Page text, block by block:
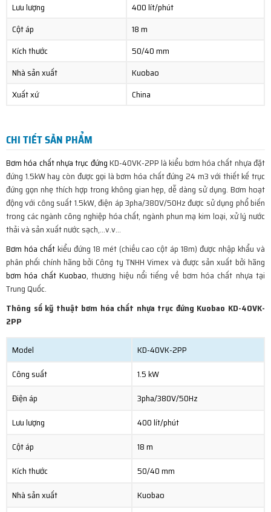
Lưu lượng
400 lít/phút
Cột áp
18 m
Kích thước
50/40 mm
Nhà sản xuất
Kuobao
Xuất xứ
China
CHI TIẾT SẢN PHẨM
Bơm hóa chất nhựa trục đứngKD-40VK-2PP là kiểu bơm hóa chất nhựa đặt
đứng 1.5kW hay còn được gọi là bơm hóa chất đứng 24 m3 với thiết kế trục
đứng gọn nhẹ thích hợp trong không gian hẹp, dễ dàng sử dụng. Bơm hoạt
động với công suất 1.5kW, điện áp 3pha/380V/50Hz được sử dụng phổ biến
trong các ngành công nghiệp hóa chất, ngành phun mạ kim loại, xử lý nước
thải và sản xuất nước sạch,…v.v…
Bơm hóa chấtkiểu đứng 18 mét (chiều cao cột áp 18m) được nhập khẩu và
phân phối chính hãng bởi Công ty TNHH Vimex và được sản xuất bởi hãng
bơm hóa chất Kuobao, thương hiệu nổi tiếng về bơm hóa chất nhựa tại
Trung Quốc.
Thông số kỹ thuật bơm hóa chất nhựa trục đứng Kuobao KD-40VK-
2PP
Model
KD-40VK-2PP
Công suất
1.5 kW
Điện áp
3pha/380V/50Hz
Lưu lượng
400 lít/phút
Cột áp
18 m
Kích thước
50/40 mm
Nhà sản xuất
Kuobao